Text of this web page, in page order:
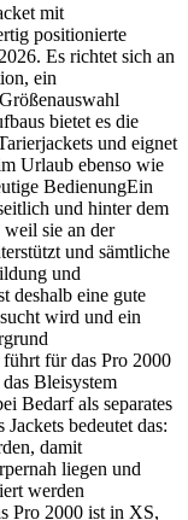
mit
positionierte
Es richtet sich an
ein
bietet es die
und eignet
Urlaub ebenso wie
BedienungEin
und hinter dem
weil sie an der
und sämtliche
und
deshalb eine gute
wird und ein
für das Pro 2000
Bleisystem
Bedarf als separates
bedeutet das:
damit
liegen und
werden
Pro 2000 ist in XS,